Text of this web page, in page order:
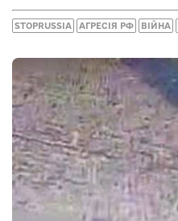
STOPRUSSIA АГРЕСІЯ РФ ВІЙНА